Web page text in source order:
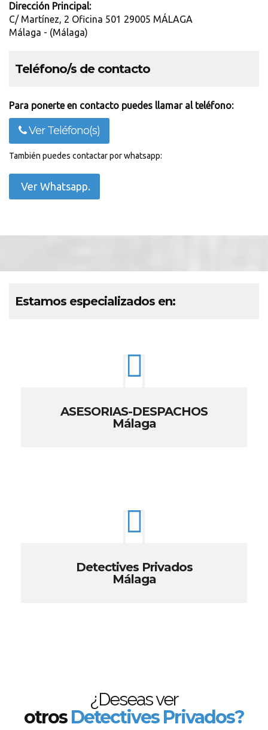
Dirección Principal:
C/ Martínez, 2 Oficina 501 29005 MÁLAGA
Málaga - (Málaga)
Teléfono/s de contacto
Para ponerte en contacto puedes llamar al teléfono:
Ver Teléfono(s)
También puedes contactar por whatsapp:
Ver Whatsapp.
Estamos especializados en:
ASESORIAS-DESPACHOS
Málaga
Detectives Privados
Málaga
¿Deseas ver
otrosDetectives Privados?